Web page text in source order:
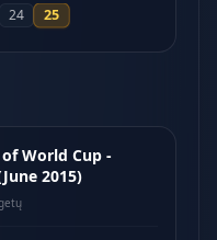
24 25
World Cup -
2015)